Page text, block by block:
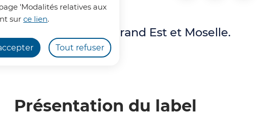
'Modalités relatives aux
sur ce lien.
Tout refuser
l'Artisanat Région Grand Est et Moselle.
Présentation du label